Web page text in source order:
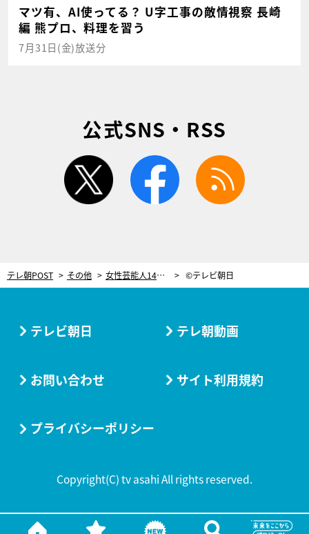
マツ有、AI使ってる？ U字工事の敵情視察 長崎
編 熊プロ、料理を習う
7月31日(金)放送分
公式SNS・RSS
twitter facebook
テレ朝POST その他 女性芸能人14名が一般男性の「付き合いたいランキング」で対決！結果は？ ©テレビ朝日
テレビ朝日 テレ朝動画
お問い合わせ サイト利用規約
プライバシーポリシー
Copyright(C) tv asahi All rights reserved.